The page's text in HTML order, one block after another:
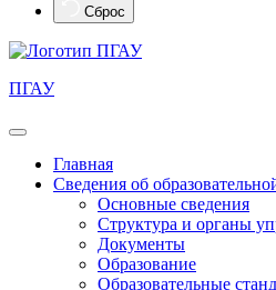
Сброс
ПГАУ
Главная
Сведения об
Основные сведения
Структура и органы
Документы
Образование
Образовательные